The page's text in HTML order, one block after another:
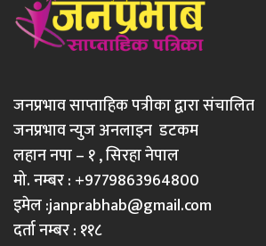
जनप्रभाव साप्ताहिक पत्रीका द्वारा संचालित
जनप्रभाव न्युज अनलाइन डटकम
लहान नपा – १ , सिरहा नेपाल
मो. नम्बर : +9779863964800
इमेल :janprabhab@gmail.com
दर्ता नम्बर : ११८